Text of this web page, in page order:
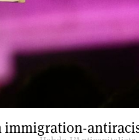
immigration-